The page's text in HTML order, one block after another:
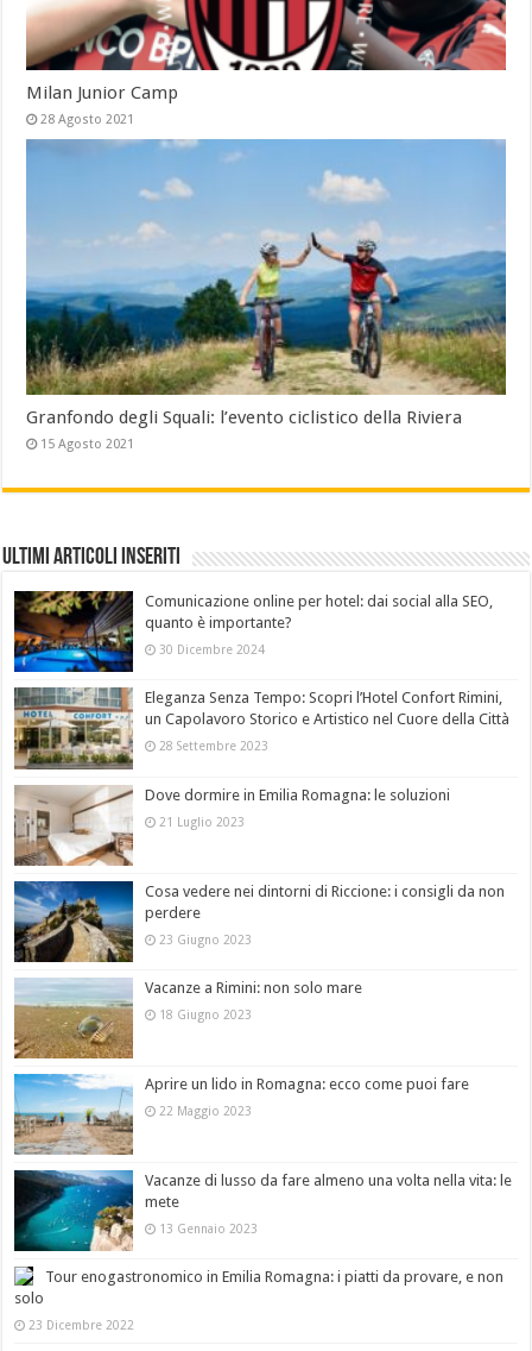
Milan Junior Camp
28 Agosto 2021
Granfondo degli Squali: l’evento ciclistico della Riviera
15 Agosto 2021
Ultimi Articoli Inseriti
Comunicazione online per hotel: dai social alla SEO,
quanto è importante?
30 Dicembre 2024
Eleganza Senza Tempo: Scopri l’Hotel Confort Rimini,
un Capolavoro Storico e Artistico nel Cuore della Città
28 Settembre 2023
Dove dormire in Emilia Romagna: le soluzioni
21 Luglio 2023
Cosa vedere nei dintorni di Riccione: i consigli da non
perdere
23 Giugno 2023
Vacanze a Rimini: non solo mare
18 Giugno 2023
Aprire un lido in Romagna: ecco come puoi fare
22 Maggio 2023
Vacanze di lusso da fare almeno una volta nella vita: le
mete
13 Gennaio 2023
Tour enogastronomico in Emilia Romagna: i piatti da provare, e non
solo
23 Dicembre 2022